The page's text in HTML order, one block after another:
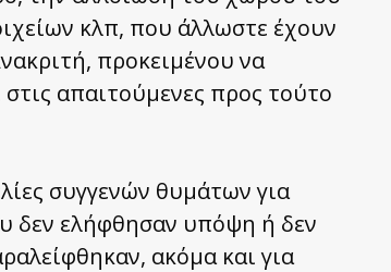
κλπ, που άλλωστε έχουν
προκειμένου να
απαιτούμενες προς τούτο
συγγενών θυμάτων για
δεν ελήφθησαν υπόψη ή δεν
ακόμα και για